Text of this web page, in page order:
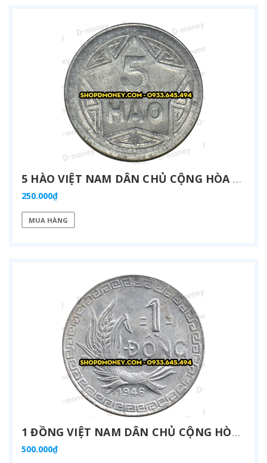
5 HÀO VIỆT NAM DÂN CHỦ CỘNG HÒA 1946
250.000₫
MUA HÀNG
1 ĐỒNG VIỆT NAM DÂN CHỦ CỘNG HÒA 1946
500.000₫